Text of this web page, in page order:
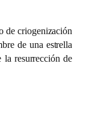
de criogenización
de una estrella
resurrección de